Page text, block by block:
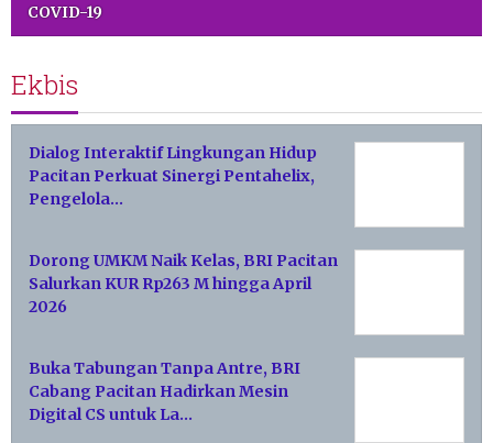
COVID-19
Ekbis
Dialog Interaktif Lingkungan Hidup
Pacitan Perkuat Sinergi Pentahelix,
Pengelola…
Dorong UMKM Naik Kelas, BRI Pacitan
Salurkan KUR Rp263 M hingga April
2026
Buka Tabungan Tanpa Antre, BRI
Cabang Pacitan Hadirkan Mesin
Digital CS untuk La…